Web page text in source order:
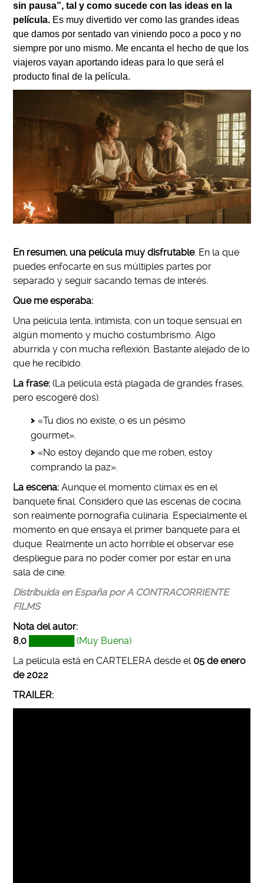
sin pausa”, tal y como sucede con las ideas en la
película. Es muy divertido ver como las grandes ideas
que damos por sentado van viniendo poco a poco y no
siempre por uno mismo. Me encanta el hecho de que los
viajeros vayan aportando ideas para lo que será el
producto final de la película.
En resumen, una película muy disfrutable. En la que
puedes enfocarte en sus múltiples partes por
separado y seguir sacando temas de interés.
Que me esperaba:
Una película lenta, intimista, con un toque sensual en
algún momento y mucho costumbrismo. Algo
aburrida y con mucha reflexión. Bastante alejado de lo
que he recibido.
La frase: (La película está plagada de grandes frases,
pero escogeré dos).
«Tu dios no existe, o es un pésimo
gourmet».
«No estoy dejando que me roben, estoy
comprando la paz».
La escena: Aunque el momento clímax es en el
banquete final. Considero que las escenas de cocina
son realmente pornografía culinaria. Especialmente el
momento en que ensaya el primer banquete para el
duque. Realmente un acto horrible el observar ese
despliegue para no poder comer por estar en una
sala de cine.
Distribuida en España por A CONTRACORRIENTE
FILMS
Nota del autor:
8,0
███████ (Muy Buena)
La película está en CARTELERA desde el 05 de enero
de 2022
TRAILER: